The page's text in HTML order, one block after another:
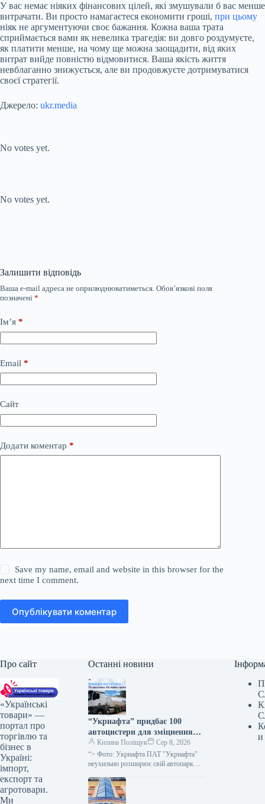
У вас немає ніяких фінансових цілей, які змушували б вас менше
витрачати. Ви просто намагаєтеся економити гроші, при цьому
ніяк не аргументуючи своє бажання. Кожна ваша трата
сприймається вами як невелика трагедія: ви довго роздумуєте,
як платити менше, на чому ще можна заощадити, від яких
витрат вийде повністю відмовитися. Ваша якість життя
невблаганно знижується, але ви продовжуєте дотримуватися
своєї стратегії.
Джерело: ukr.media
No votes yet.
No votes yet.
Залишити відповідь
Ваша e-mail адреса не оприлюднюватиметься. Обов’язкові поля
позначені *
Ім’я *
Email *
Сайт
Додати коментар *
Save my name, email and website in this browser for the
next time I comment.
Опублікувати коментар
Про сайт
«Українські
товари» —
портал про
торгівлю та
бізнес в
Україні:
імпорт,
експорт та
агротовари.
Ми
Останні новини
“Укрнафта” придбає 100
автоцистерн для зміцнення
безпеки доставки палива
Килина Поліщук
Сер 8, 2026
“> Фото: Укрнафта ПАТ "Укрнафта"
неухильно розширює свій автопарк
забезпечення пальним по всій території
держави, проінформувала…
и